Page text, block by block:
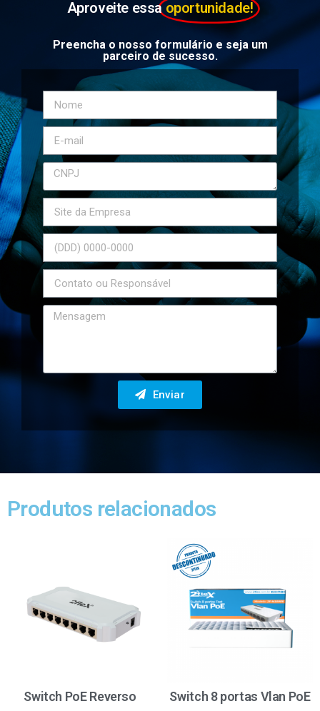
Aproveite essa oportunidade!
Preencha o nosso formulário e seja um
parceiro de sucesso.
Enviar
Produtos relacionados
Switch PoE Reverso Switch 8 portas Vlan PoE